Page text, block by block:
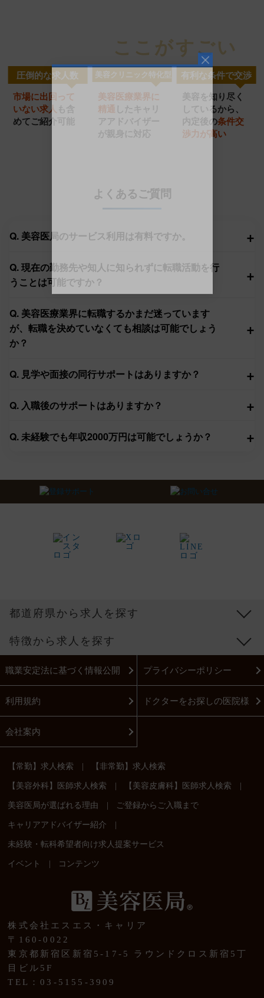
美容クリニック
特化型
圧倒的
求人数
充実の
転職サポート
ここがすごい
圧倒的な求人数
市場に出回って
いない求人 も含
めてご紹介可能
美容クリニック特化型
美容医療業界に
精通 したキャリ
ア アドバイザー
が親身に対応
有利な条件で交渉
美容を知り尽く
しているから、
内定後の条件交
渉力が高い
よくあるご質問
Q. 美容医局のサービス利用は有料ですか。 +
Q. 現在の勤務先や知人に知られずに転職活動を行
うことは可能ですか？
+
Q. 美容医療業界に転職するかまだ迷っています
が、転職を決めていなくても相談は可能でしょう
か？
+
Q. 見学や面接の同行サポートはありますか？ +
Q. 入職後のサポートはありますか？ +
Q. 未経験でも年収2000万円は可能でしょうか？ +
都道府県から求人を探す
特徴から求人を探す
職業安定法に基づく情報公開 プライバシーポリシー
利用規約 ドクターをお探しの医院様
会社案内
【常勤】求人検索 | 【非常勤】求人検索
【美容外科】医師求人検索 | 【美容皮膚科】医師求人検索 |
美容医局が選ばれる理由 | ご登録からご入職まで
キャリアアドバイザー紹介 |
未経験・転科希望者向け求人提案サービス
イベント | コンテンツ
株式会社エスエス・キャリア
〒160-0022
東京都新宿区新宿5-17-5 ラウンドクロス新宿5丁
目ビル5F
TEL：03-5155-3909